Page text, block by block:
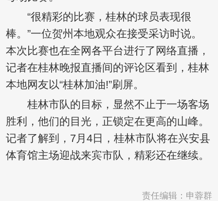
“很精彩的比赛，桂林的球员表现很
棒。”一位贺州本地观众在接受采访时说。
本次比赛也在全网各平台进行了网络直播，
记者在桂林晚报直播间的评论区看到，桂林
本地网友以“桂林加油!”刷屏。
桂林市队的目标，显然不止于一场客场
胜利，他们的目光，正锁定在更高的山峰。
记者了解到，7月4日，桂林市队将在兴安县
体育馆主场迎战来宾市队，精彩还在继续。
责任编辑：申蓉群